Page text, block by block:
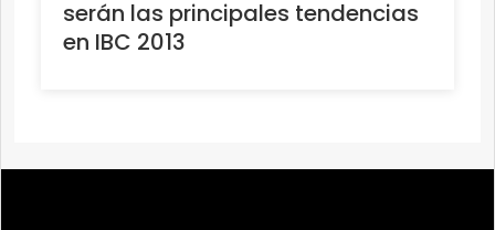
serán las principales tendencias
en IBC 2013